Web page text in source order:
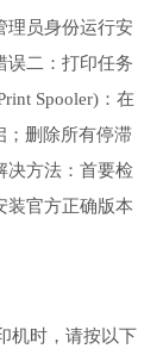
理员身份运行安
误二：打印任务
Spooler)：在
；删除所有停滞
决方法：首要检
装官方正确版本
机时，请按以下